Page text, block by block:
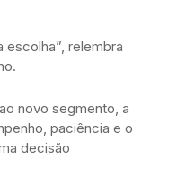
relembra
novo segmento, a
paciência e o
decisão